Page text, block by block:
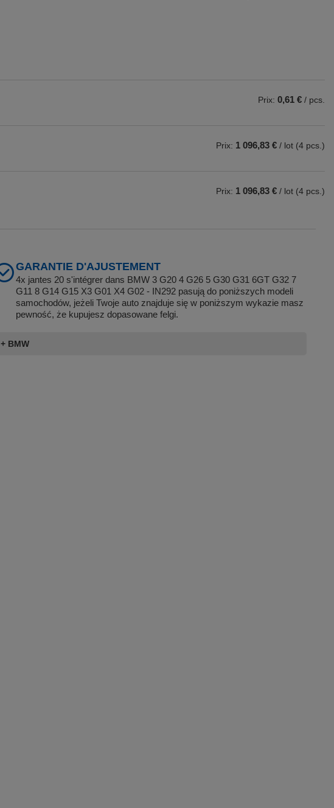
Prix: 0,61 € / pcs.
Prix: 1 096,83 € / lot (4 pcs.)
Prix: 1 096,83 € / lot (4 pcs.)
GARANTIE D'AJUSTEMENT
4x jantes 20 s'intégrer dans BMW 3 G20 4 G26 5 G30 G31 6GT G32 7
G11 8 G14 G15 X3 G01 X4 G02 - IN292 pasują do poniższych modeli
samochodów, jeżeli Twoje auto znajduje się w poniższym wykazie masz
pewność, że kupujesz dopasowane felgi.
+ BMW